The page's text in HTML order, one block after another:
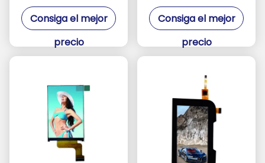
equipamiento médico
del reloj
Consiga el mejor
precio
LCD del proyector de
2.69inch 1280 * 720
ningún contraluz
Consiga el mejor
precio